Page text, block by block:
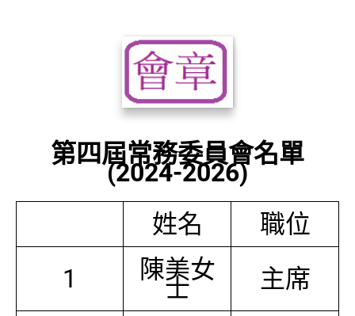
第四屆常務委員會名單
(2024-2026)
姓名
職位
1
陳美女
士 主席